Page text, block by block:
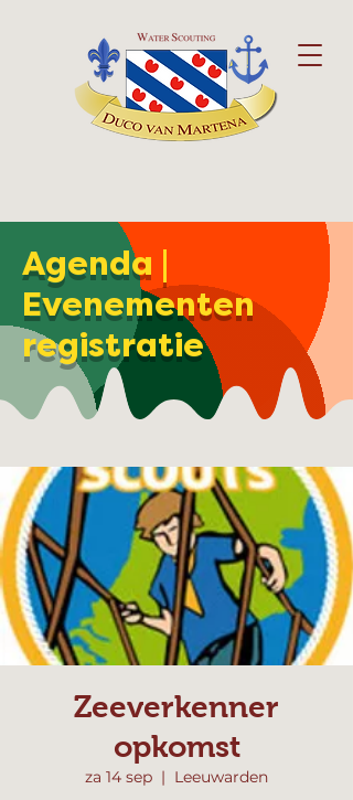
Agenda |
Evenementen
registratie
Zeeverkenner
opkomst
za 14 sep
  |
Leeuwarden